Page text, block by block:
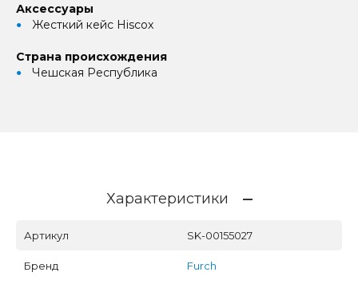
Аксессуары
Жесткий кейс Hiscox
Страна происхождения
Чешская Республика
Характеристики
Артикул SK-00155027
Бренд Furch